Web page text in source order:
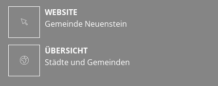
WEBSITE
Gemeinde Neuenstein
ÜBERSICHT
Städte und Gemeinden